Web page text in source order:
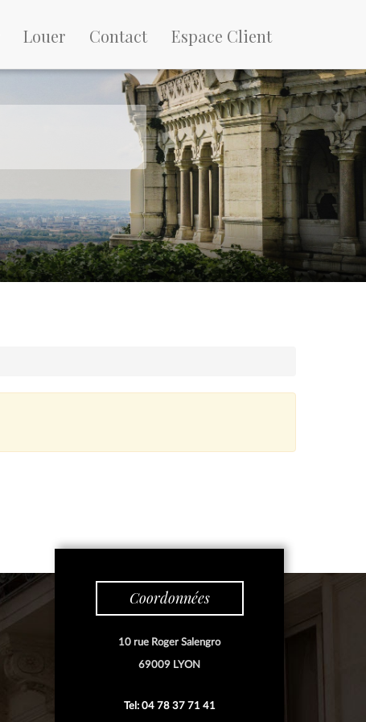
Louer Contact Espace Client
Coordonnées
10 rue Roger Salengro
69009 LYON
Tel: 04 78 37 71 41